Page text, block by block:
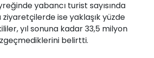
yabancı turist sayısında
ise yaklaşık yüzde
yıl sonuna kadar 33,5 milyon
belirtti.